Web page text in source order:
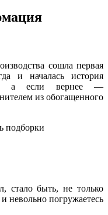
сошла первая
и началась история
а если вернее —
из обогащенного
подборки
стало быть, не только
невольно погружаетесь